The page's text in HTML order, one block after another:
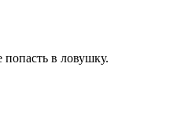
попасть в ловушку.